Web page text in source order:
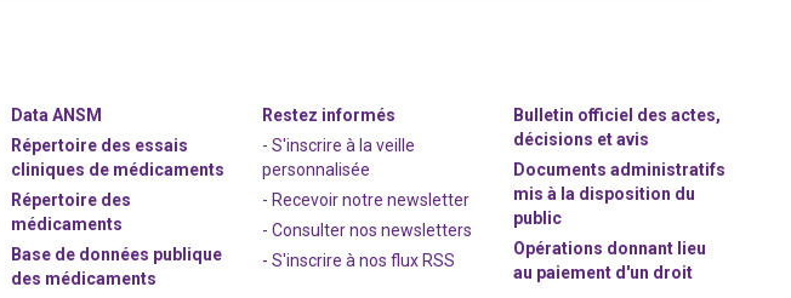
Data ANSM
Répertoire des essais
cliniques de médicaments
Répertoire des
médicaments
Base de données publique
des médicaments
Restez informés
- S'inscrire à la veille
personnalisée
- Recevoir notre newsletter
- Consulter nos newsletters
-S'inscrire à nos flux RSS
Bulletin officiel des actes,
décisions et avis
Documents administratifs
mis à la disposition du
public
Opérations donnant lieu
au paiement d'un droit